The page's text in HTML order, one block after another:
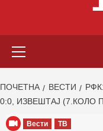
ПОЧЕТНА ВЕСТИ
0:0, ИЗВЕШТАЈ (7.КОЛО
Вести ТВ